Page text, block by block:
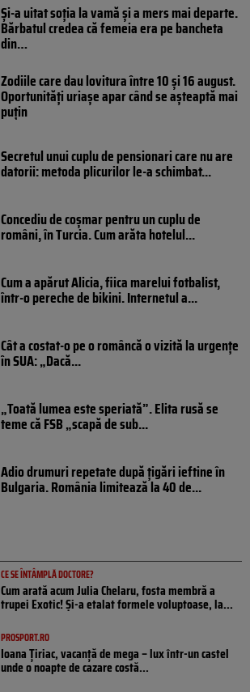
Și-a uitat soția la vamă și a mers mai departe.
Bărbatul credea că femeia era pe bancheta
din…
Zodiile care dau lovitura între 10 și 16 august.
Oportunități uriașe apar când se așteaptă mai
puțin
Secretul unui cuplu de pensionari care nu are
datorii: metoda plicurilor le-a schimbat...
Concediu de coșmar pentru un cuplu de
români, în Turcia. Cum arăta hotelul...
Cum a apărut Alicia, fiica marelui fotbalist,
într-o pereche de bikini. Internetul a...
Cât a costat-o pe o româncă o vizită la urgențe
în SUA: „Dacă...
„Toată lumea este speriată”. Elita rusă se
teme că FSB „scapă de sub...
Adio drumuri repetate după țigări ieftine în
Bulgaria. România limitează la 40 de...
CE SE ÎNTÂMPLĂ DOCTORE?
Cum arată acum Julia Chelaru, fosta membră a
trupei Exotic! Și-a etalat formele voluptoase, la...
PROSPORT.RO
Ioana Țiriac, vacanță de mega – lux într-un castel
unde o noapte de cazare costă...